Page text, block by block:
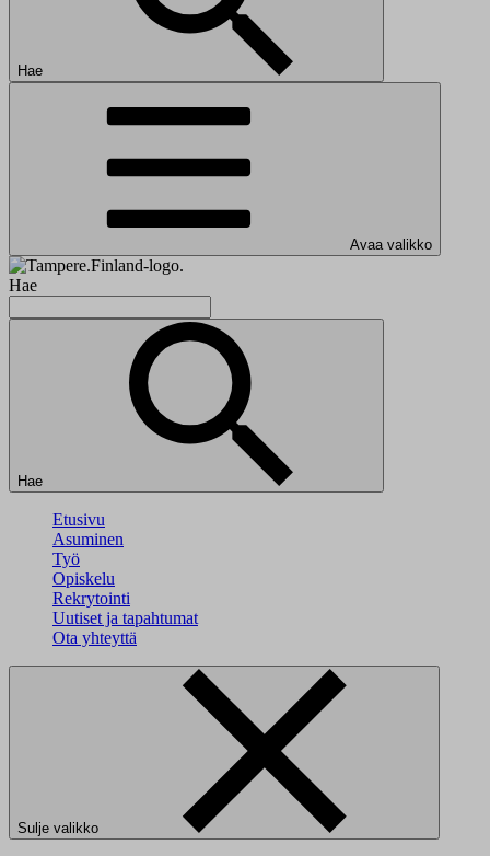
Hae
Avaa valikko
Hae
Hae
Etusivu
Asuminen
Työ
Opiskelu
Rekrytointi
Uutiset ja tapahtumat
Ota yhteyttä
Sulje valikko